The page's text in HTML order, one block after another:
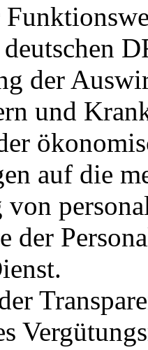
der
und
auf die
von
der